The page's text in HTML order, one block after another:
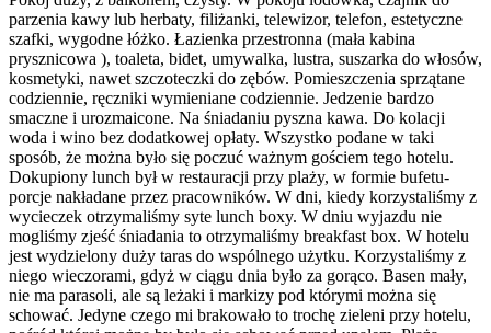
parzenia kawy lub herbaty, filiżanki, telewizor, telefon, estetyczne
szafki, wygodne łóżko. Łazienka przestronna (mała kabina
prysznicowa ), toaleta, bidet, umywalka, lustra, suszarka do włosów,
kosmetyki, nawet szczoteczki do zębów. Pomieszczenia sprzątane
codziennie, ręczniki wymieniane codziennie. Jedzenie bardzo
smaczne i urozmaicone. Na śniadaniu pyszna kawa. Do kolacji
woda i wino bez dodatkowej opłaty. Wszystko podane w taki
sposób, że można było się poczuć ważnym gościem tego hotelu.
Dokupiony lunch był w restauracji przy plaży, w formie bufetu-
porcje nakładane przez pracowników. W dni, kiedy korzystaliśmy z
wycieczek otrzymaliśmy syte lunch boxy. W dniu wyjazdu nie
mogliśmy zjeść śniadania to otrzymaliśmy breakfast box. W hotelu
jest wydzielony duży taras do wspólnego użytku. Korzystaliśmy z
niego wieczorami, gdyż w ciągu dnia było za gorąco. Basen mały,
nie ma parasoli, ale są leżaki i markizy pod którymi można się
schować. Jedyne czego mi brakowało to trochę zieleni przy hotelu,